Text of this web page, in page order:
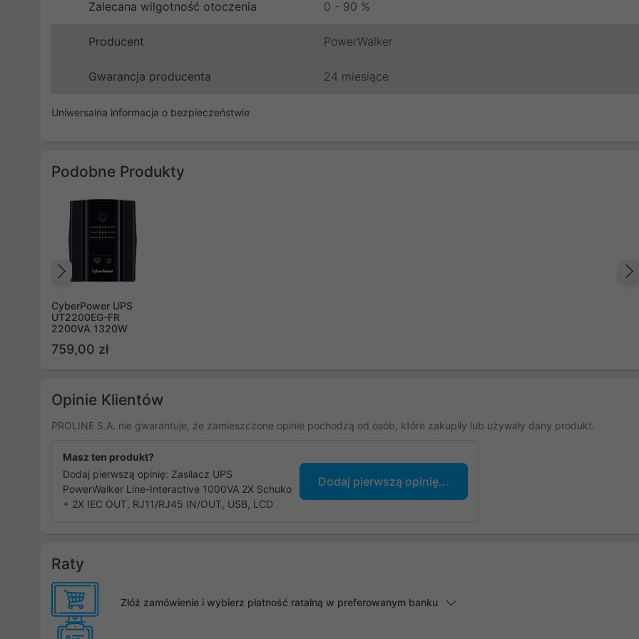
Zalecana wilgotność otoczenia 0 - 90 %
Producent PowerWalker
Gwarancja producenta 24 miesiące
Uniwersalna informacja o bezpieczeństwie
Podobne Produkty
CyberPower UPS
UT2200EG-FR
2200VA 1320W
759,00 zł
Poprzedni
Opinie Klientów
PROLINE S.A. nie gwarantuje, że zamieszczone opinie pochodzą od osób, które zakupiły lub używały dany produkt.
Masz ten produkt?
Dodaj pierwszą opinię: Zasilacz UPS
PowerWalker Line-Interactive 1000VA 2X Schuko
+ 2X IEC OUT, RJ11/RJ45 IN/OUT, USB, LCD
Dodaj pierwszą opinię...
Raty
Złóż zamówienie i wybierz płatność ratalną w preferowanym banku